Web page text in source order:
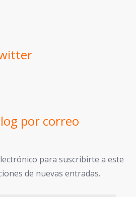
por correo
para suscribirte a este
de nuevas entradas.